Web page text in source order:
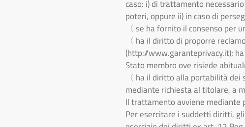
caso: i) di trattamento
poteri, oppure ii) in caso di
〈 se ha fornito il consenso per
〈 ha il diritto di proporre
(http://www.garanteprivacy.it);
Stato membro ove risiede
〈 ha il diritto alla portabilità
mediante richiesta al titolare, a
Il trattamento avviene mediante
Per esercitare i suddetti diritti,